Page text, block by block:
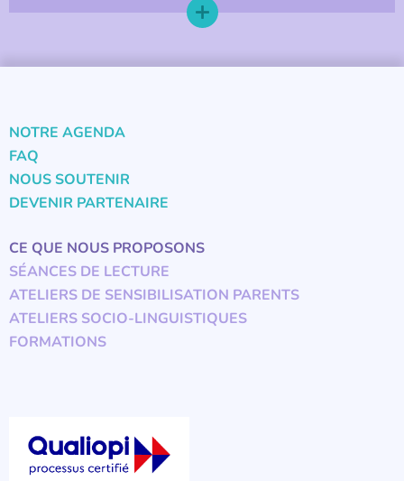
NOTRE AGENDA
FAQ
NOUS SOUTENIR
DEVENIR PARTENAIRE
CE QUE NOUS PROPOSONS
SÉANCES DE LECTURE
ATELIERS DE SENSIBILISATION PARENTS
ATELIERS SOCIO-LINGUISTIQUES
FORMATIONS